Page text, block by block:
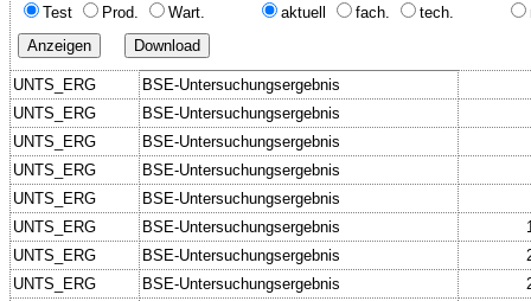
Test
Prod. Wart.
aktuell
fach. tech.
UNTS_ERG
BSE-Untersuchungsergebnis
UNTS_ERG
BSE-Untersuchungsergebnis
UNTS_ERG
BSE-Untersuchungsergebnis
UNTS_ERG
BSE-Untersuchungsergebnis
UNTS_ERG
BSE-Untersuchungsergebnis
UNTS_ERG
BSE-Untersuchungsergebnis
UNTS_ERG
BSE-Untersuchungsergebnis
UNTS_ERG
BSE-Untersuchungsergebnis